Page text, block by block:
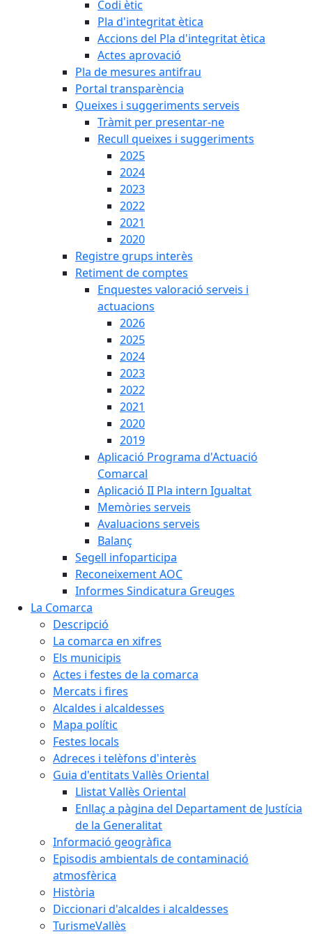
Codi ètic
Pla d'integritat ètica
Accions del Pla d'integritat ètica
Actes aprovació
Pla de mesures antifrau
Portal transparència
Queixes i suggeriments serveis
Tràmit per presentar-ne
Recull queixes i suggeriments
2025
2024
2023
2022
2021
2020
Registre grups interès
Retiment de comptes
Enquestes valoració serveis i
actuacions
2026
2025
2024
2023
2022
2021
2020
2019
Aplicació Programa d'Actuació
Comarcal
Aplicació II Pla intern Igualtat
Memòries serveis
Avaluacions serveis
Balanç
Segell infoparticipa
Reconeixement AOC
Informes Sindicatura Greuges
La Comarca
Descripció
La comarca en xifres
Els municipis
Actes i festes de la comarca
Mercats i fires
Alcaldes i alcaldesses
Mapa polític
Festes locals
Adreces i telèfons d'interès
Guia d'entitats Vallès Oriental
Llistat Vallès Oriental
Enllaç a pàgina del Departament de Justícia
de la Generalitat
Informació geogràfica
Episodis ambientals de contaminació
atmosfèrica
Història
Diccionari d'alcaldes i alcaldesses
TurismeVallès